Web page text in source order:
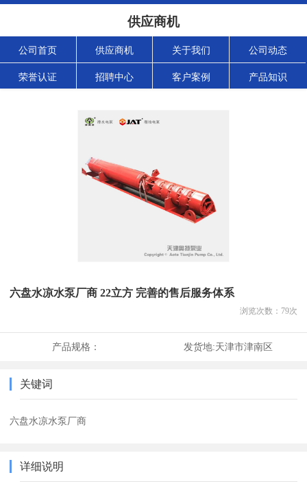
供应商机
公司首页 供应商机 关于我们 公司动态
荣誉认证 招聘中心 客户案例 产品知识
六盘水凉水泵厂商 22立方 完善的售后服务体系
浏览次数： 79次
产品规格： 发货地:天津市津南区
关键词
六盘水凉水泵厂商
详细说明